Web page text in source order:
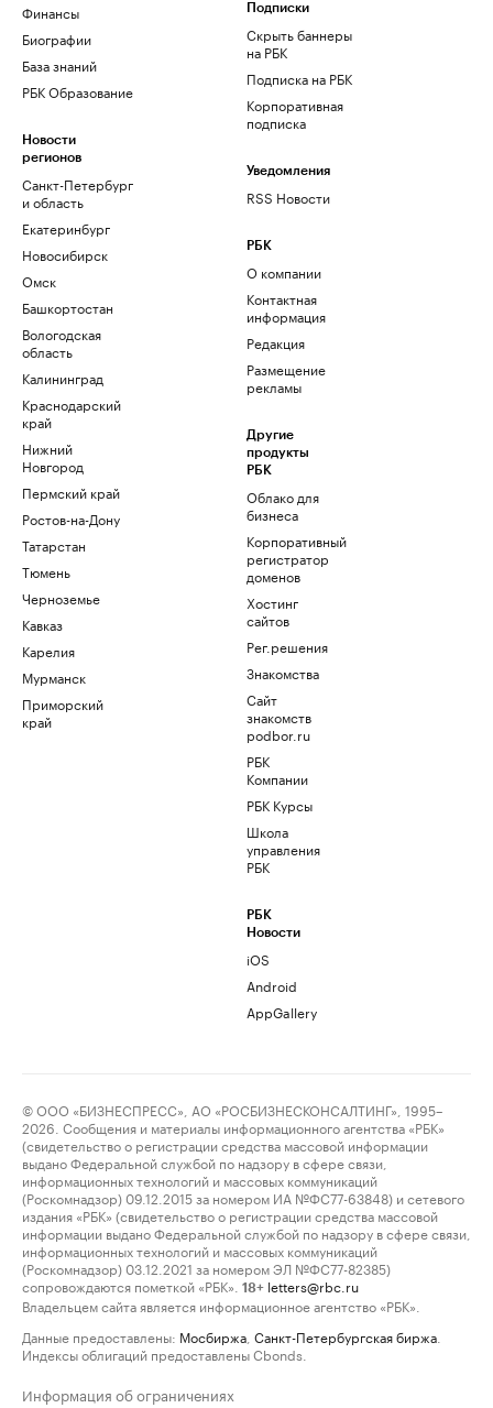
Финансы
Биографии
База знаний
РБК Образование
Новости
регионов
Санкт-Петербург
и область
Екатеринбург
Новосибирск
Омск
Башкортостан
Вологодская
область
Калининград
Краснодарский
край
Нижний
Новгород
Пермский край
Ростов-на-Дону
Татарстан
Тюмень
Черноземье
Кавказ
Карелия
Мурманск
Приморский
край
Подписки
Скрыть баннеры
на РБК
Подписка на РБК
Корпоративная
подписка
Уведомления
RSS Новости
РБК
О компании
Контактная
информация
Редакция
Размещение
рекламы
Другие
продукты
РБК
Облако для
бизнеса
Корпоративный
регистратор
доменов
Хостинг
сайтов
Рег.решения
Знакомства
Сайт
знакомств
podbor.ru
РБК
Компании
РБК Курсы
Школа
управления
РБК
РБК
Новости
iOS
Android
AppGallery
© ООО «БИЗНЕСПРЕСС», АО «РОСБИЗНЕСКОНСАЛТИНГ», 1995–
2026. Сообщения и материалы информационного агентства «РБК»
(свидетельство о регистрации средства массовой информации
выдано Федеральной службой по надзору в сфере связи,
информационных технологий и массовых коммуникаций
(Роскомнадзор) 09.12.2015 за номером ИА №ФС77-63848) и сетевого
издания «РБК» (свидетельство о регистрации средства массовой
информации выдано Федеральной службой по надзору в сфере связи,
информационных технологий и массовых коммуникаций
(Роскомнадзор) 03.12.2021 за номером ЭЛ №ФС77-82385)
сопровождаются пометкой «РБК».
18+ letters@rbc.ru
Владельцем сайта является информационное агентство «РБК».
Данные предоставлены: Мосбиржа Санкт-Петербургская биржа
Индексы облигаций предоставлены Cbonds.
Информация об ограничениях